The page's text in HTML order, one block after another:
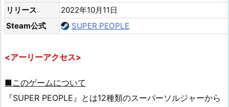
リリース
2022年10月11日
Steam公式
SUPER PEOPLE
<アーリーアクセス>
■このゲームについて
『SUPER PEOPLE』とは12種類のスーパーソルジャーから